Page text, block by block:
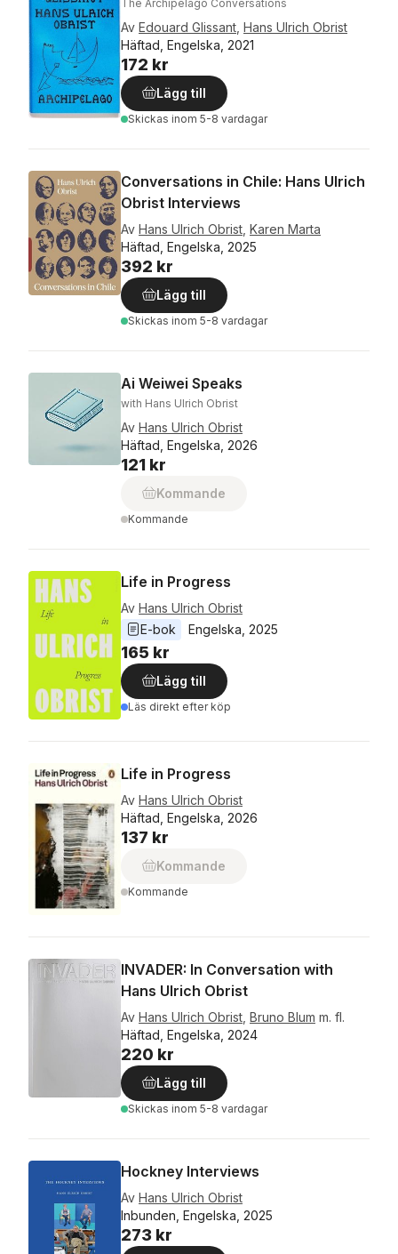
The Archipelago Conversations
Av Edouard Glissant Hans Ulrich Obrist
Häftad, Engelska, 2021
172 kr
Lägg till
Skickas inom 5-8 vardagar
Conversations in Chile: Hans Ulrich
Obrist Interviews
Av Hans Ulrich Obrist Karen Marta
Häftad, Engelska, 2025
392 kr
Lägg till
Skickas inom 5-8 vardagar
Ai Weiwei Speaks
with Hans Ulrich Obrist
Av Hans Ulrich Obrist
Häftad, Engelska, 2026
121 kr
Kommande
Kommande
Life in Progress
Av Hans Ulrich Obrist
E-bok
Engelska 2025
165 kr
Lägg till
Läs direkt efter köp
Life in Progress
Av Hans Ulrich Obrist
Häftad, Engelska, 2026
137 kr
Kommande
Kommande
INVADER: In Conversation with
Hans Ulrich Obrist
Av Hans Ulrich Obrist Bruno Blum m. fl.
Häftad, Engelska, 2024
220 kr
Lägg till
Skickas inom 5-8 vardagar
Hockney Interviews
Av Hans Ulrich Obrist
Inbunden, Engelska, 2025
273 kr